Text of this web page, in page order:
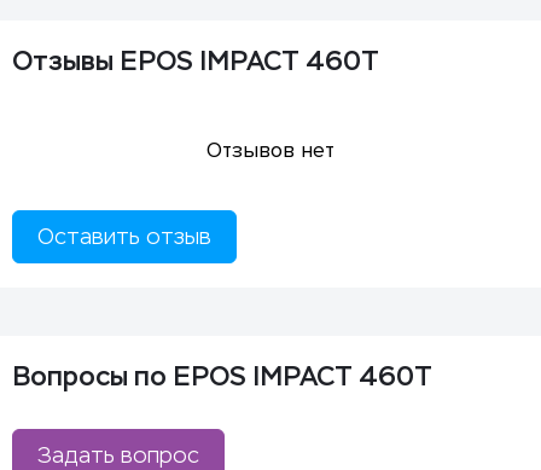
Отзывы EPOS IMPACT 460T
Отзывов нет
Оставить отзыв
Вопросы по EPOS IMPACT 460T
Задать вопрос